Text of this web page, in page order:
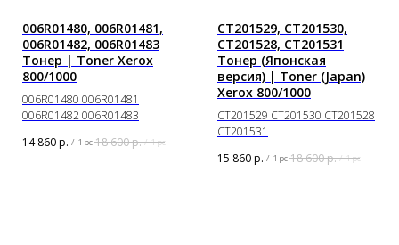
006R01480, 006R01481,
006R01482, 006R01483
Тонер | Toner Xerox
800/1000
006R01480 006R01481
006R01482 006R01483
14 860р. / 1 pc 18 600р. / 1 pc
CT201529, CT201530,
CT201528, CT201531
Тонер (Японская
версия) | Toner (Japan)
Xerox 800/1000
CT201529 CT201530 CT201528
CT201531
15 860р. / 1 pc 18 600р. / 1 pc